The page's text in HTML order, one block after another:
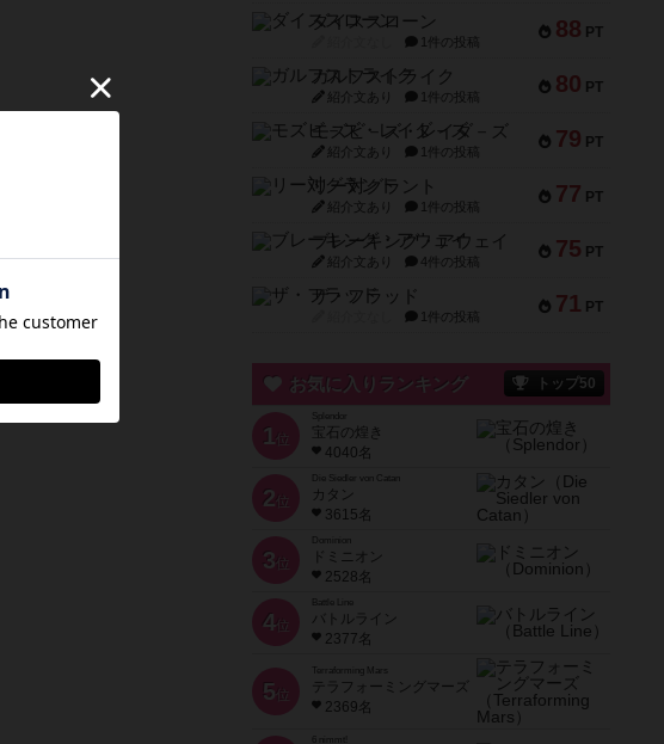
88 PT
ダイススローン
1件の投稿
80 PT
ガルフストライク
紹介文あり 1件の投稿
79 PT
モズビ－ズ・レイダ－ズ
紹介文あり 1件の投稿
77 PT
リー対グラント
紹介文あり 1件の投稿
75 PT
ブレーキング・アウェイ
紹介文あり 4件の投稿
71 PT
ザ・フラッド
1件の投稿
お気に入りランキング トップ50
1 位
宝石の煌き
4040名
2 位
Die Siedler von Catan
カタン
3615名
3 位
ドミニオン
2528名
4位
Battle Line
バトルライン
2377名
5 位
Terraforming Mars
テラフォーミングマーズ
2369名